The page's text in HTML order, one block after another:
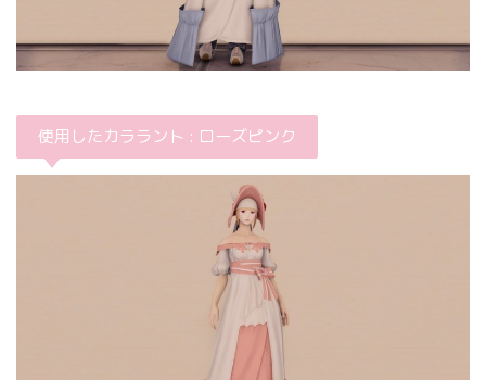
使用したカララント : ローズピンク